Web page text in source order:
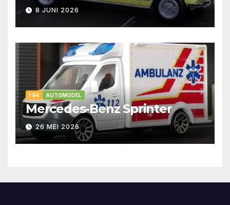
8 JUNI 2026
1:64 AUTOMODEL
Mercedes-Benz Sprinter
26 MEI 2026